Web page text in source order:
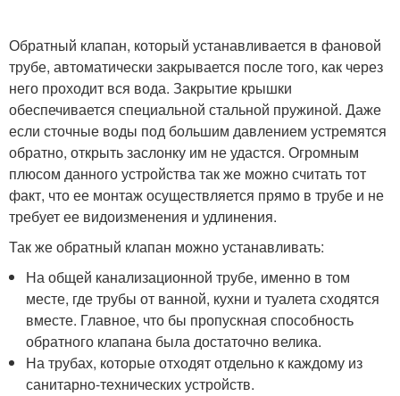
Обратный клапан, который устанавливается в фановой
трубе, автоматически закрывается после того, как через
него проходит вся вода. Закрытие крышки
обеспечивается специальной стальной пружиной. Даже
если сточные воды под большим давлением устремятся
обратно, открыть заслонку им не удастся. Огромным
плюсом данного устройства так же можно считать тот
факт, что ее монтаж осуществляется прямо в трубе и не
требует ее видоизменения и удлинения.
Так же обратный клапан можно устанавливать:
На общей канализационной трубе, именно в том
месте, где трубы от ванной, кухни и туалета сходятся
вместе. Главное, что бы пропускная способность
обратного клапана была достаточно велика.
На трубах, которые отходят отдельно к каждому из
санитарно-технических устройств.